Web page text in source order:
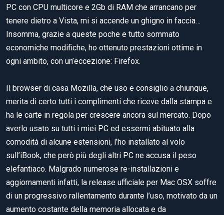
PC con CPU multicore e 2Gb di RAM che arrancano per
tenere dietro a Vista, mi si accende un ghigno in faccia…
Insomma, grazie a queste poche e tutto sommato
economiche modifiche, ho ottenuto prestazioni ottime in
ogni ambito, con un’eccezione: Firefox.
Il browser di casa Mozilla, che uso e consiglio a chiunque,
merita di certo tutti i complimenti che riceve dalla stampa e
ha le carte in regola per crescere ancora sul mercato. Dopo
averlo usato su tutti i miei PC ed essermi abituato alla
comodità di alcune estensioni, l’ho installato al volo
sull’iBook, che però più degli altri PC ne accusa il peso
elefantiaco. Malgrado numerose re-installazioni e
aggiornamenti infatti, la release ufficiale per Mac OSX soffre
di un progressivo rallentamento durante l’uso, motivato da un
aumento costante della memoria allocata e da